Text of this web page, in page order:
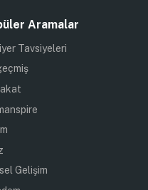
Aramalar
Tavsiyeleri
Gelişim